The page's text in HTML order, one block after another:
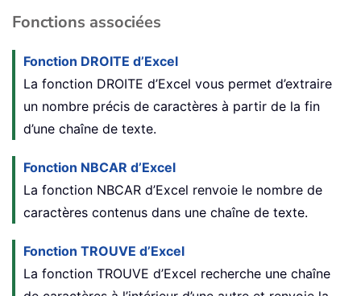
Fonctions associées
Fonction DROITE d’Excel
La fonction DROITE d’Excel vous permet d’extraire
un nombre précis de caractères à partir de la fin
d’une chaîne de texte.
Fonction NBCAR d’Excel
La fonction NBCAR d’Excel renvoie le nombre de
caractères contenus dans une chaîne de texte.
Fonction TROUVE d’Excel
La fonction TROUVE d’Excel recherche une chaîne